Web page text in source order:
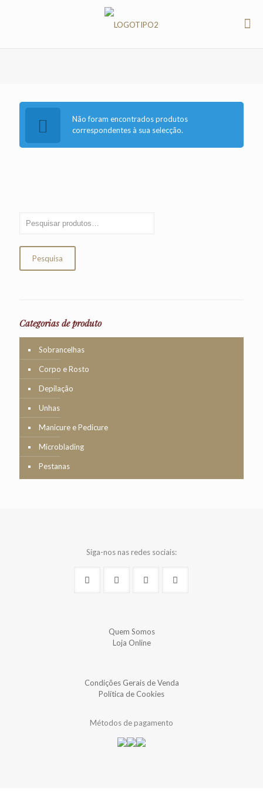
Não foram encontrados produtos
correspondentes à sua selecção.
Pesquisa
Categorias de produto
Sobrancelhas
Corpo e Rosto
Depilação
Unhas
Manicure e Pedicure
Microblading
Pestanas
Siga-nos nas redes sociais:
Quem Somos
Loja Online
Condições Gerais de Venda
Política de Cookies
Métodos de pagamento